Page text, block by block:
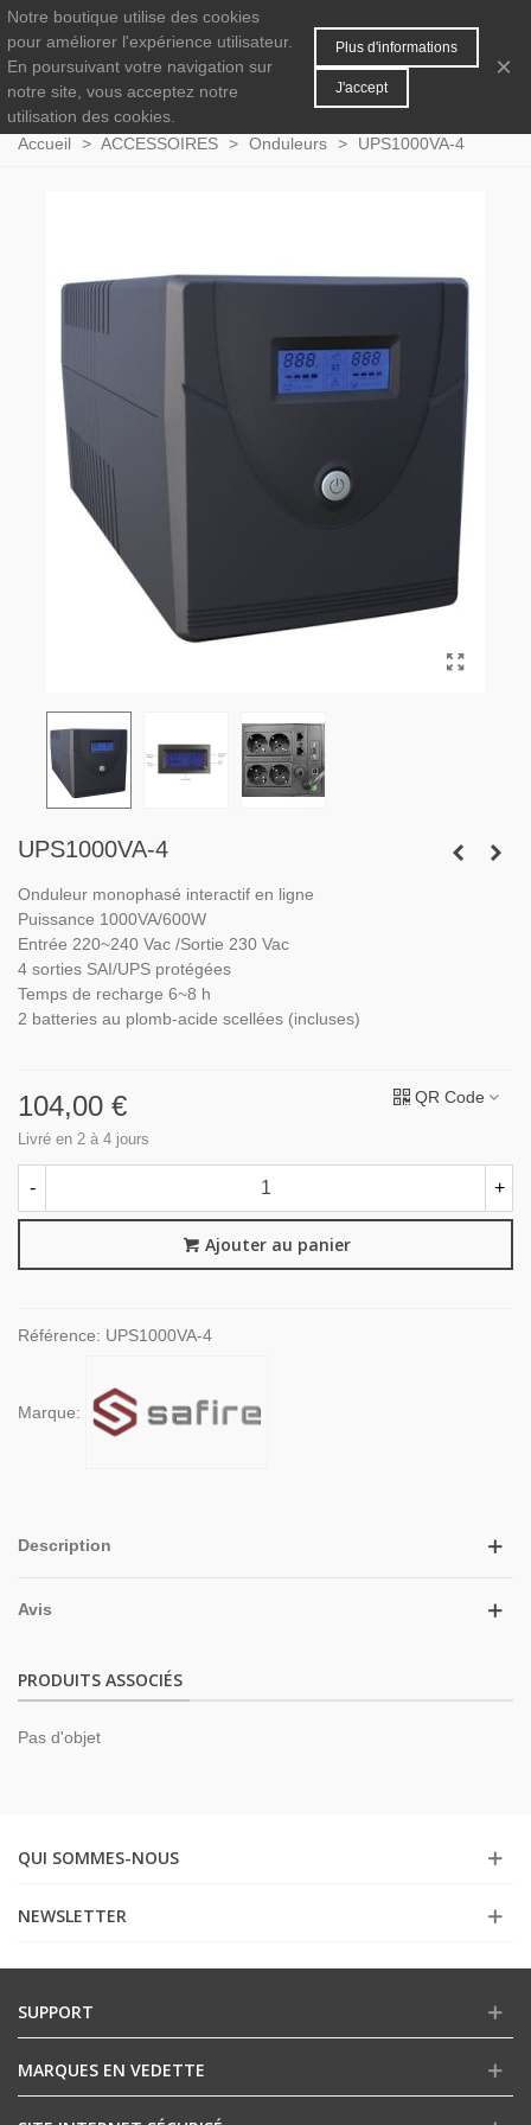
0 MENU
Accueil > ACCESSOIRES > Onduleurs > UPS1000VA-4
UPS1000VA-4
Onduleur monophasé interactif en ligne
Puissance 1000VA/600W
Entrée 220~240 Vac /Sortie 230 Vac
4 sorties SAI/UPS protégées
Temps de recharge 6~8 h
2 batteries au plomb-acide scellées (incluses)
104,00 €
Livré en 2 à 4 jours
QR Code
- +
Ajouter au panier
Référence: UPS1000VA-4
Marque:
Description
Avis
PRODUITS ASSOCIÉS
Pas d'objet
QUI SOMMES-NOUS
NEWSLETTER
SUPPORT
MARQUES EN VEDETTE
Notre boutique utilise des cookies
pour améliorer l'expérience utilisateur.
En poursuivant votre navigation sur
notre site, vous acceptez notre
utilisation des cookies.
Plus d'informations
J'accept
×